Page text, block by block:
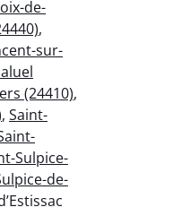
de-
,
sur-
(24410),
, Saint-
Sulpice-
de-